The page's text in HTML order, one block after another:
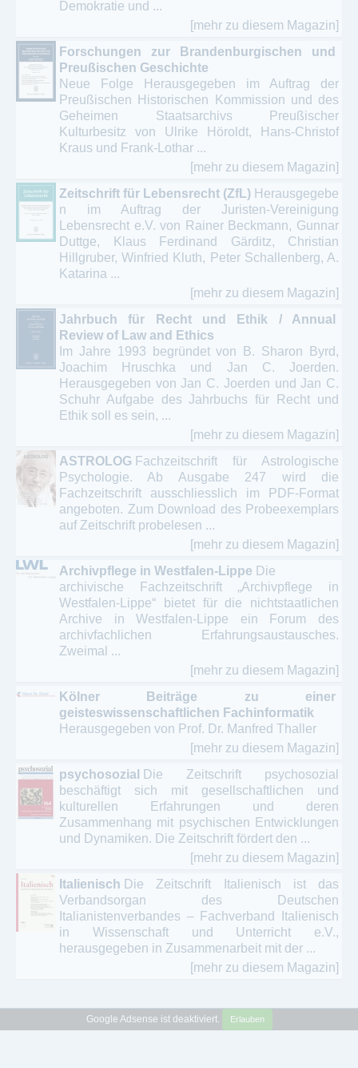
Demokratie und ...
[mehr zu diesem Magazin]
Forschungen zur Brandenburgischen und
Preußischen Geschichte
Neue Folge Herausgegeben im Auftrag der
Preußischen Historischen Kommission und des
Geheimen Staatsarchivs Preußischer
Kulturbesitz von Ulrike Höroldt, Hans-Christof
Kraus und Frank-Lothar ...
[mehr zu diesem Magazin]
Zeitschrift für Lebensrecht (ZfL) Herausgegebe
n im Auftrag der Juristen-Vereinigung
Lebensrecht e.V. von Rainer Beckmann, Gunnar
Duttge, Klaus Ferdinand Gärditz, Christian
Hillgruber, Winfried Kluth, Peter Schallenberg, A.
Katarina ...
[mehr zu diesem Magazin]
Jahrbuch für Recht und Ethik / Annual
Review of Law and Ethics
Im Jahre 1993 begründet von B. Sharon Byrd,
Joachim Hruschka und Jan C. Joerden.
Herausgegeben von Jan C. Joerden und Jan C.
Schuhr Aufgabe des Jahrbuchs für Recht und
Ethik soll es sein, ...
[mehr zu diesem Magazin]
ASTROLOG Fachzeitschrift für Astrologische
Psychologie. Ab Ausgabe 247 wird die
Fachzeitschrift ausschliesslich im PDF-Format
angeboten. Zum Download des Probeexemplars
auf Zeitschrift probelesen ...
[mehr zu diesem Magazin]
Archivpflege in Westfalen-Lippe Die
archivische Fachzeitschrift „Archivpflege in
Westfalen-Lippe“ bietet für die nichtstaatlichen
Archive in Westfalen-Lippe ein Forum des
archivfachlichen Erfahrungsaustausches.
Zweimal ...
[mehr zu diesem Magazin]
Kölner Beiträge zu einer
geisteswissenschaftlichen Fachinformatik
Herausgegeben von Prof. Dr. Manfred Thaller
[mehr zu diesem Magazin]
psychosozial
Die Zeitschrift psychosozial
beschäftigt sich mit gesellschaftlichen und
kulturellen Erfahrungen und deren
Zusammenhang mit psychischen Entwicklungen
und Dynamiken. Die Zeitschrift fördert den ...
[mehr zu diesem Magazin]
Italienisch Die Zeitschrift Italienisch ist das
Verbandsorgan des Deutschen
Italianistenverbandes – Fachverband Italienisch
in Wissenschaft und Unterricht e.V.,
herausgegeben in Zusammenarbeit mit der ...
[mehr zu diesem Magazin]
Google Adsense ist deaktiviert. Erlauben